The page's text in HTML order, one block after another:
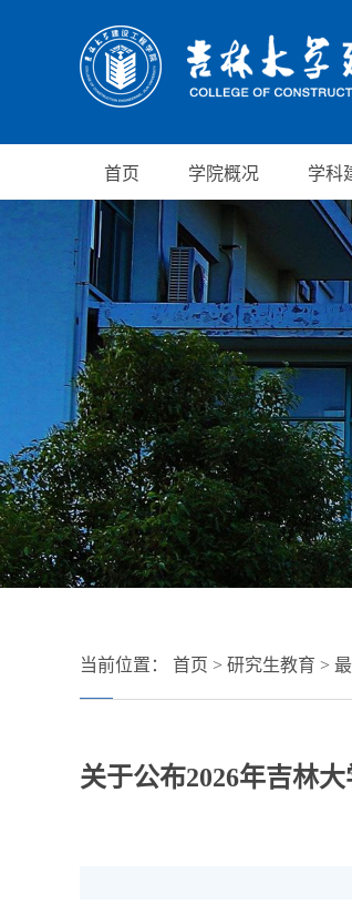
首页 学院概况 学科
当前位置： 首页 > 研究生教育 >
关于公布2026年吉林